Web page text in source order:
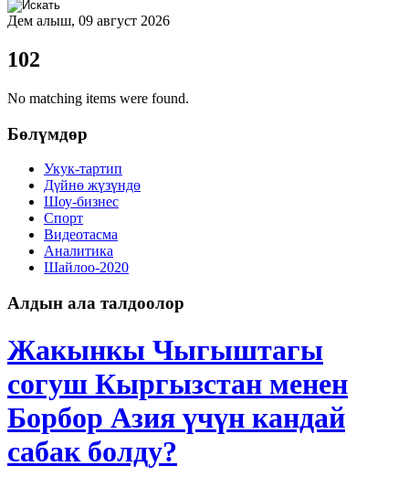
Дем алыш, 09 август 2026
102
No matching items were found.
Бөлүмдөр
Укук-тартип
Дγйнө жүзүндө
Шоу-бизнес
Спорт
Видеотасма
Аналитика
Шайлоо-2020
Алдын ала талдоолор
Жакынкы Чыгыштагы
согуш Кыргызстан менен
Борбор Азия үчүн кандай
сабак болду?